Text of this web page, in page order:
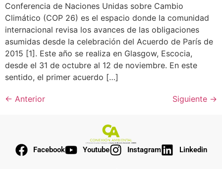
Conferencia de Naciones Unidas sobre Cambio
Climático (COP 26) es el espacio donde la comunidad
internacional revisa los avances de las obligaciones
asumidas desde la celebración del Acuerdo de París de
2015 [1]. Este año se realiza en Glasgow, Escocia,
desde el 31 de octubre al 12 de noviembre. En este
sentido, el primer acuerdo […]
← Anterior Siguiente →
Facebook Youtube Instagram Linkedin